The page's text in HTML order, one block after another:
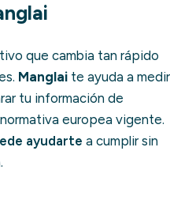
que cambia tan rápido
Manglai te ayuda a medir
tu información de
europea vigente.
ayudarte a cumplir sin